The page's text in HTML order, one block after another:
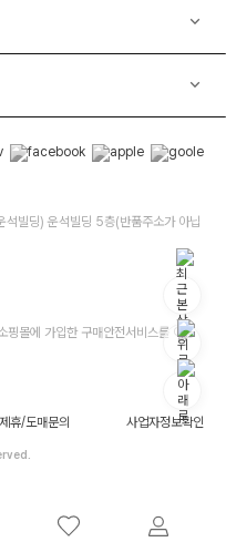
빌딩) 운석빌딩 5층(반품주소가 아닙
핑몰에 가입한 구매안전서비스를 이용
제휴/도매문의 사업자정보확인